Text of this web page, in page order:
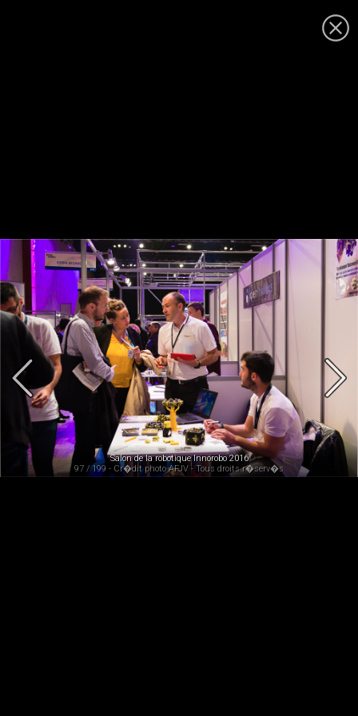
Salon de la robotique Innorobo 2016
97 / 199 - Cr�dit photo AFJV - Tous droits r�serv�s